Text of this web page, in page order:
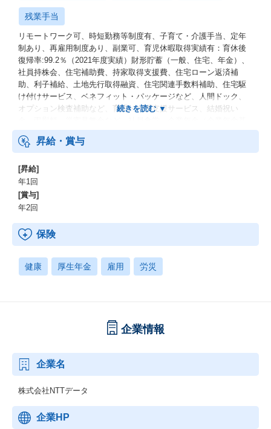
残業手当
リモートワーク可、時短勤務等制度有、子育て・介護手当、定年
制あり、再雇用制度あり、副業可、育児休暇取得実績有：育休後
復帰率:99.2％（2021年度実績）財形貯蓄（一般、住宅、年金）、
社員持株会、住宅補助費、持家取得支援費、住宅ローン返済補
助、利子補給、土地先行取得融資、住宅関連手数料補助、住宅駆
け付けサービス、ベネフィット・パッケージなど、人間ドック、
オプション検査補助など、育児・介護支援サービス、結婚祝い
金、確定拠出年金）、電気通信共済会(個人年金、遺児育英基金)
昇給・賞与
[昇給]
年1回
[賞与]
年2回
保険
健康 厚生年金 雇用 労災
企業情報
企業名
株式会社NTTデータ
企業HP